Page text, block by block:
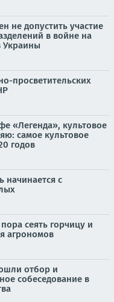
не допустить участие
в войне на
Украины
просветительских
«Легенда», культовое
самое культовое
годов
начинается с
сеять горчицу и
агрономов
отбор и
собеседование в